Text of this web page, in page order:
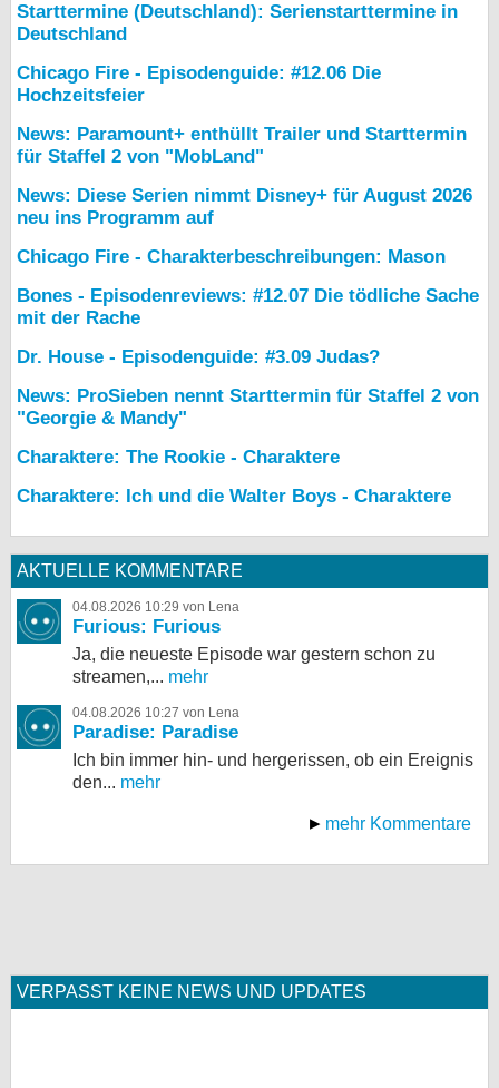
Starttermine (Deutschland): Serienstarttermine in
Deutschland
Chicago Fire - Episodenguide: #12.06 Die
Hochzeitsfeier
News: Paramount+ enthüllt Trailer und Starttermin
für Staffel 2 von "MobLand"
News: Diese Serien nimmt Disney+ für August 2026
neu ins Programm auf
Chicago Fire - Charakterbeschreibungen: Mason
Bones - Episodenreviews: #12.07 Die tödliche Sache
mit der Rache
Dr. House - Episodenguide: #3.09 Judas?
News: ProSieben nennt Starttermin für Staffel 2 von
"Georgie & Mandy"
Charaktere: The Rookie - Charaktere
Charaktere: Ich und die Walter Boys - Charaktere
AKTUELLE KOMMENTARE
04.08.2026 10:29 von Lena
Furious: Furious
Ja, die neueste Episode war gestern schon zu
streamen,... mehr
04.08.2026 10:27 von Lena
Paradise: Paradise
Ich bin immer hin- und hergerissen, ob ein Ereignis
den... mehr
mehr Kommentare
VERPASST KEINE NEWS UND UPDATES